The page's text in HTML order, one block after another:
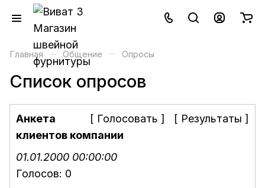
Главная – Общение – Опросы
Список опросов
[ Голосовать ] [ Результаты ]
Анкета
клиентов компании
01.01.2000 00:00:00
Голосов: 0